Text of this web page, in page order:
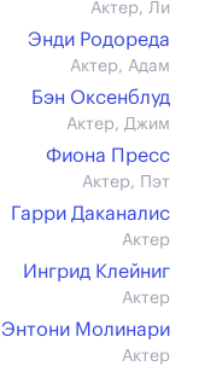
Актер, Ли
Энди Родореда
Актер, Адам
Бэн Оксенблуд
Актер, Джим
Фиона Пресс
Актер, Пэт
Гарри Даканалис
Актер
Ингрид Клейниг
Актер
Энтони Молинари
Актер